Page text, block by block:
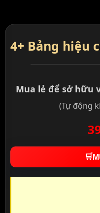
4+ Bảng hiệu
Mua lẻ để sở hữu
(Tự động
🛒